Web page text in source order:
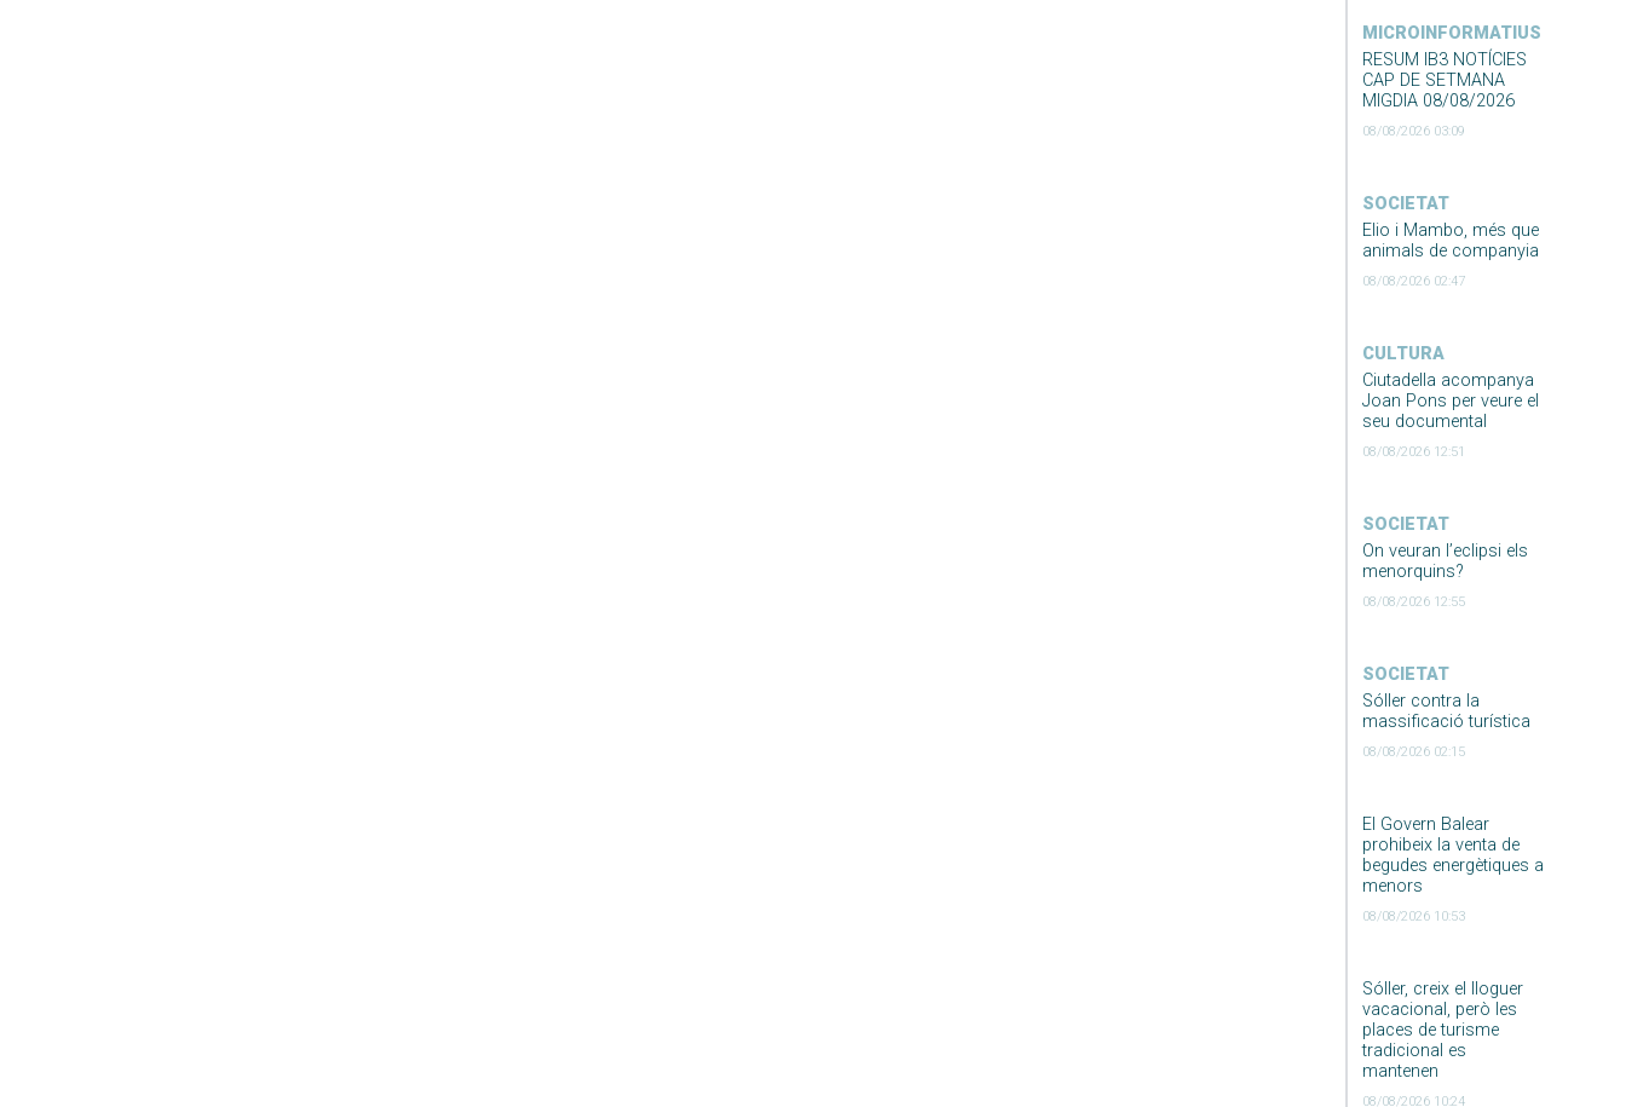
MICROINFORMATIUS
RESUM IB3 NOTÍCIES
CAP DE SETMANA
MIGDIA 08/08/2026
08/08/2026 03:09
SOCIETAT
Elio i Mambo, més que
animals de companyia
08/08/2026 02:47
CULTURA
Ciutadella acompanya
Joan Pons per veure el
seu documental
08/08/2026 12:51
SOCIETAT
On veuran l’eclipsi els
menorquins?
08/08/2026 12:55
SOCIETAT
Sóller contra la
massificació turística
08/08/2026 02:15
El Govern Balear
prohibeix la venta de
begudes energètiques a
menors
08/08/2026 10:53
Sóller, creix el lloguer
vacacional, però les
places de turisme
tradicional es
mantenen
08/08/2026 10:24